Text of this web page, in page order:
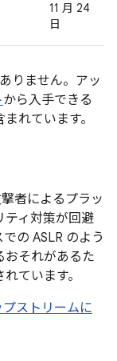
11 月 24
日
りません。アッ
から入手できる
れています。
者によるプラッ
ティ対策が回避
の ASLR のよう
おそれがあるた
ています。
プストリームに